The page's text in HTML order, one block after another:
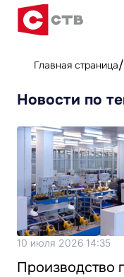
Главная страница
Новости по
10 июля 2026 14:35
Производство